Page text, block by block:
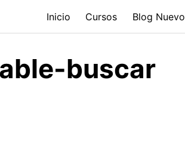
Inicio Cursos Blog Nuevo
buscar